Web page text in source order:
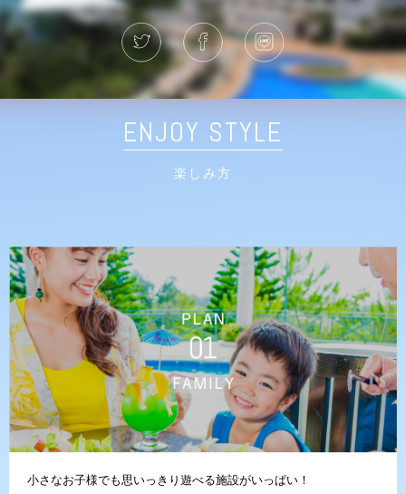
ENJOY STYLE
楽しみ方
小さなお子様でも思いっきり遊べる施設がいっぱい！